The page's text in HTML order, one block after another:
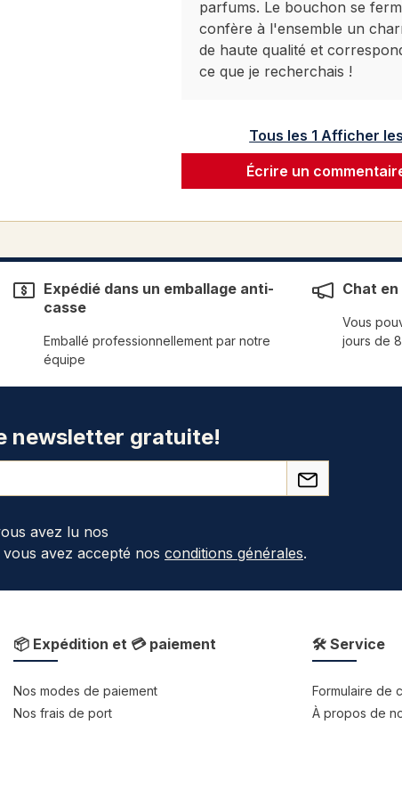
parfums. Le bouchon se
confère à l'ensemble un
de haute qualité et
ce que je recherchais !
Tous les 1 Afficher
Écrire un
Expédié dans un emballage anti-
casse
Emballé professionnellement par notre
équipe
Chat
Vous
jours de
newsletter gratuite!
avez lu nos
vous avez accepté nos conditions générales.
📦 Expédition et 💳 paiement
Nos modes de paiement
Nos frais de port
🛠 Service
Formulaire de
À propos de